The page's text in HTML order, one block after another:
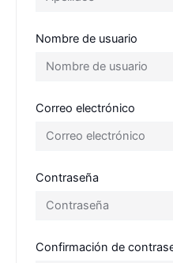
Nombre de usuario
Correo electrónico
Contraseña
Confirmación de